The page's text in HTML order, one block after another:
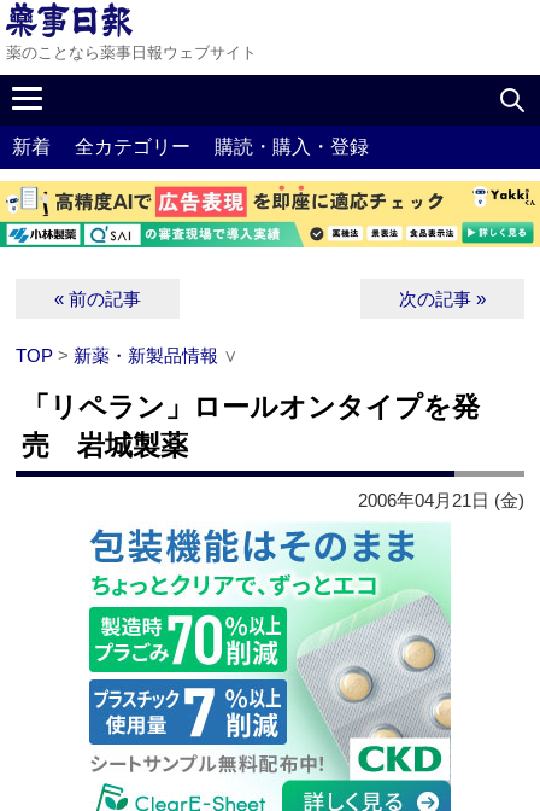
薬のことなら薬事日報ウェブサイト
新着 全カテゴリー 購読・購入・登録
« 前の記事 次の記事 »
TOP > 新薬・新製品情報 ∨
「リペラン」ロールオンタイプを発
売 岩城製薬
2006年04月21日 (金)